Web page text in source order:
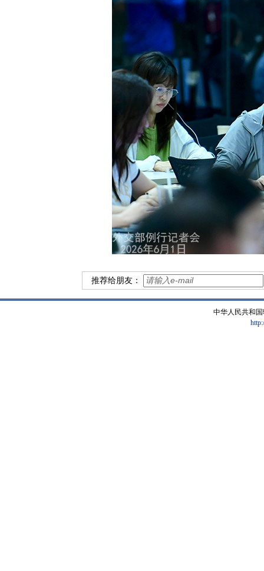
推荐给朋友：
中华人民共和